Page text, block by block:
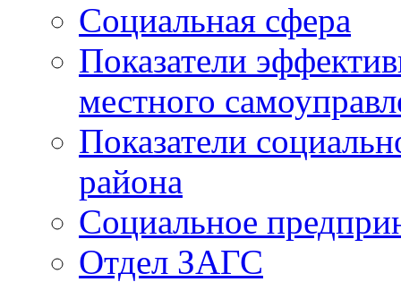
Социальная сфера
Показатели
местного
Показатели
района
Социальное
Отдел ЗАГС